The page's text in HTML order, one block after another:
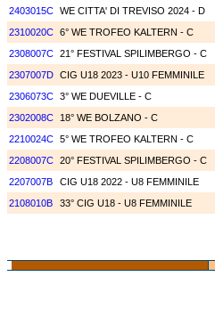
2403015C WE CITTA' DI TREVISO 2024 - D
2310020C 6° WE TROFEO KALTERN - C
2308007C 21° FESTIVAL SPILIMBERGO - C
2307007D CIG U18 2023 - U10 FEMMINILE
2306073C 3° WE DUEVILLE - C
2302008C
18° WE BOLZANO - C
2210024C 5° WE TROFEO KALTERN - C
2208007C 20° FESTIVAL SPILIMBERGO - C
2207007B
CIG U18 2022 - U8 FEMMINILE
2108010B
33° CIG U18 - U8 FEMMINILE